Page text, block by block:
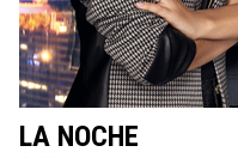
LA NOCHE